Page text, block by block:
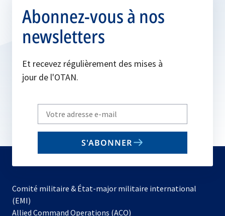
Abonnez-vous à nos
newsletters
Et recevez régulièrement des mises à
jour de l'OTAN.
Write
your
email
S'ABONNER
Comité militaire & État-major militaire international
(EMI)
Allied Command Operations (ACO)